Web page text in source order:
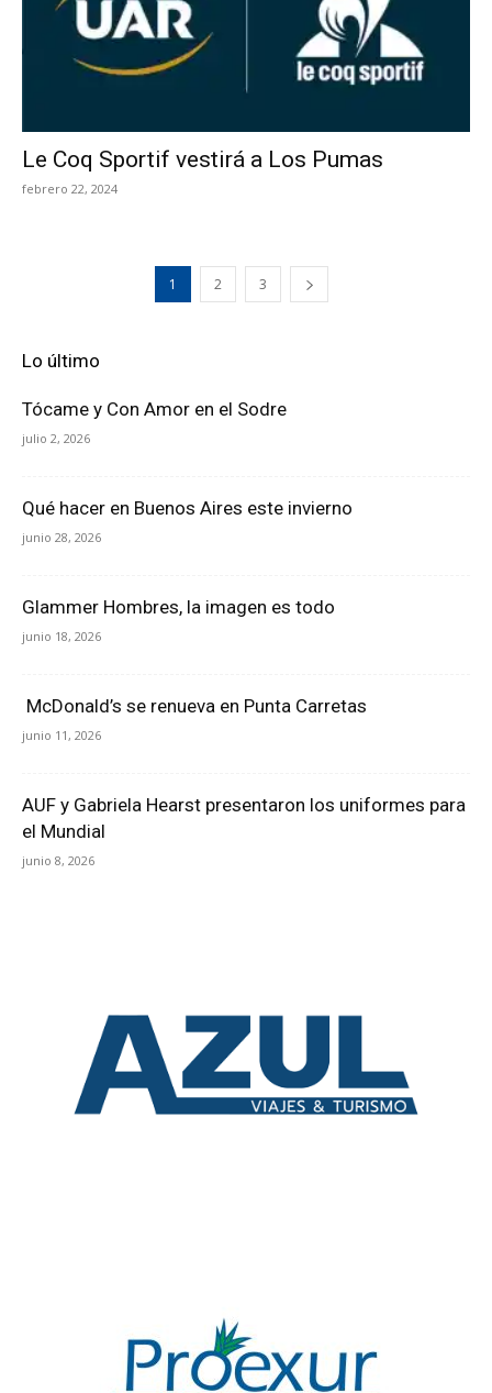
Le Coq Sportif vestirá a Los Pumas
febrero 22, 2024
1 2 3
Lo último
Tócame y Con Amor en el Sodre
julio 2, 2026
Qué hacer en Buenos Aires este invierno
junio 28, 2026
Glammer Hombres, la imagen es todo
junio 18, 2026
McDonald’s se renueva en Punta Carretas
junio 11, 2026
AUF y Gabriela Hearst presentaron los uniformes para
el Mundial
junio 8, 2026